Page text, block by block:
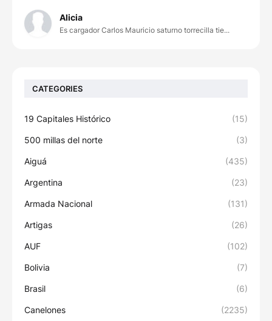
Alicia
Es cargador Carlos Mauricio saturno torrecilla tie...
CATEGORIES
19 Capitales Histórico (15)
500 millas del norte (3)
Aiguá (435)
Argentina (23)
Armada Nacional (131)
Artigas (26)
AUF (102)
Bolivia (7)
Brasil (6)
Canelones (2235)